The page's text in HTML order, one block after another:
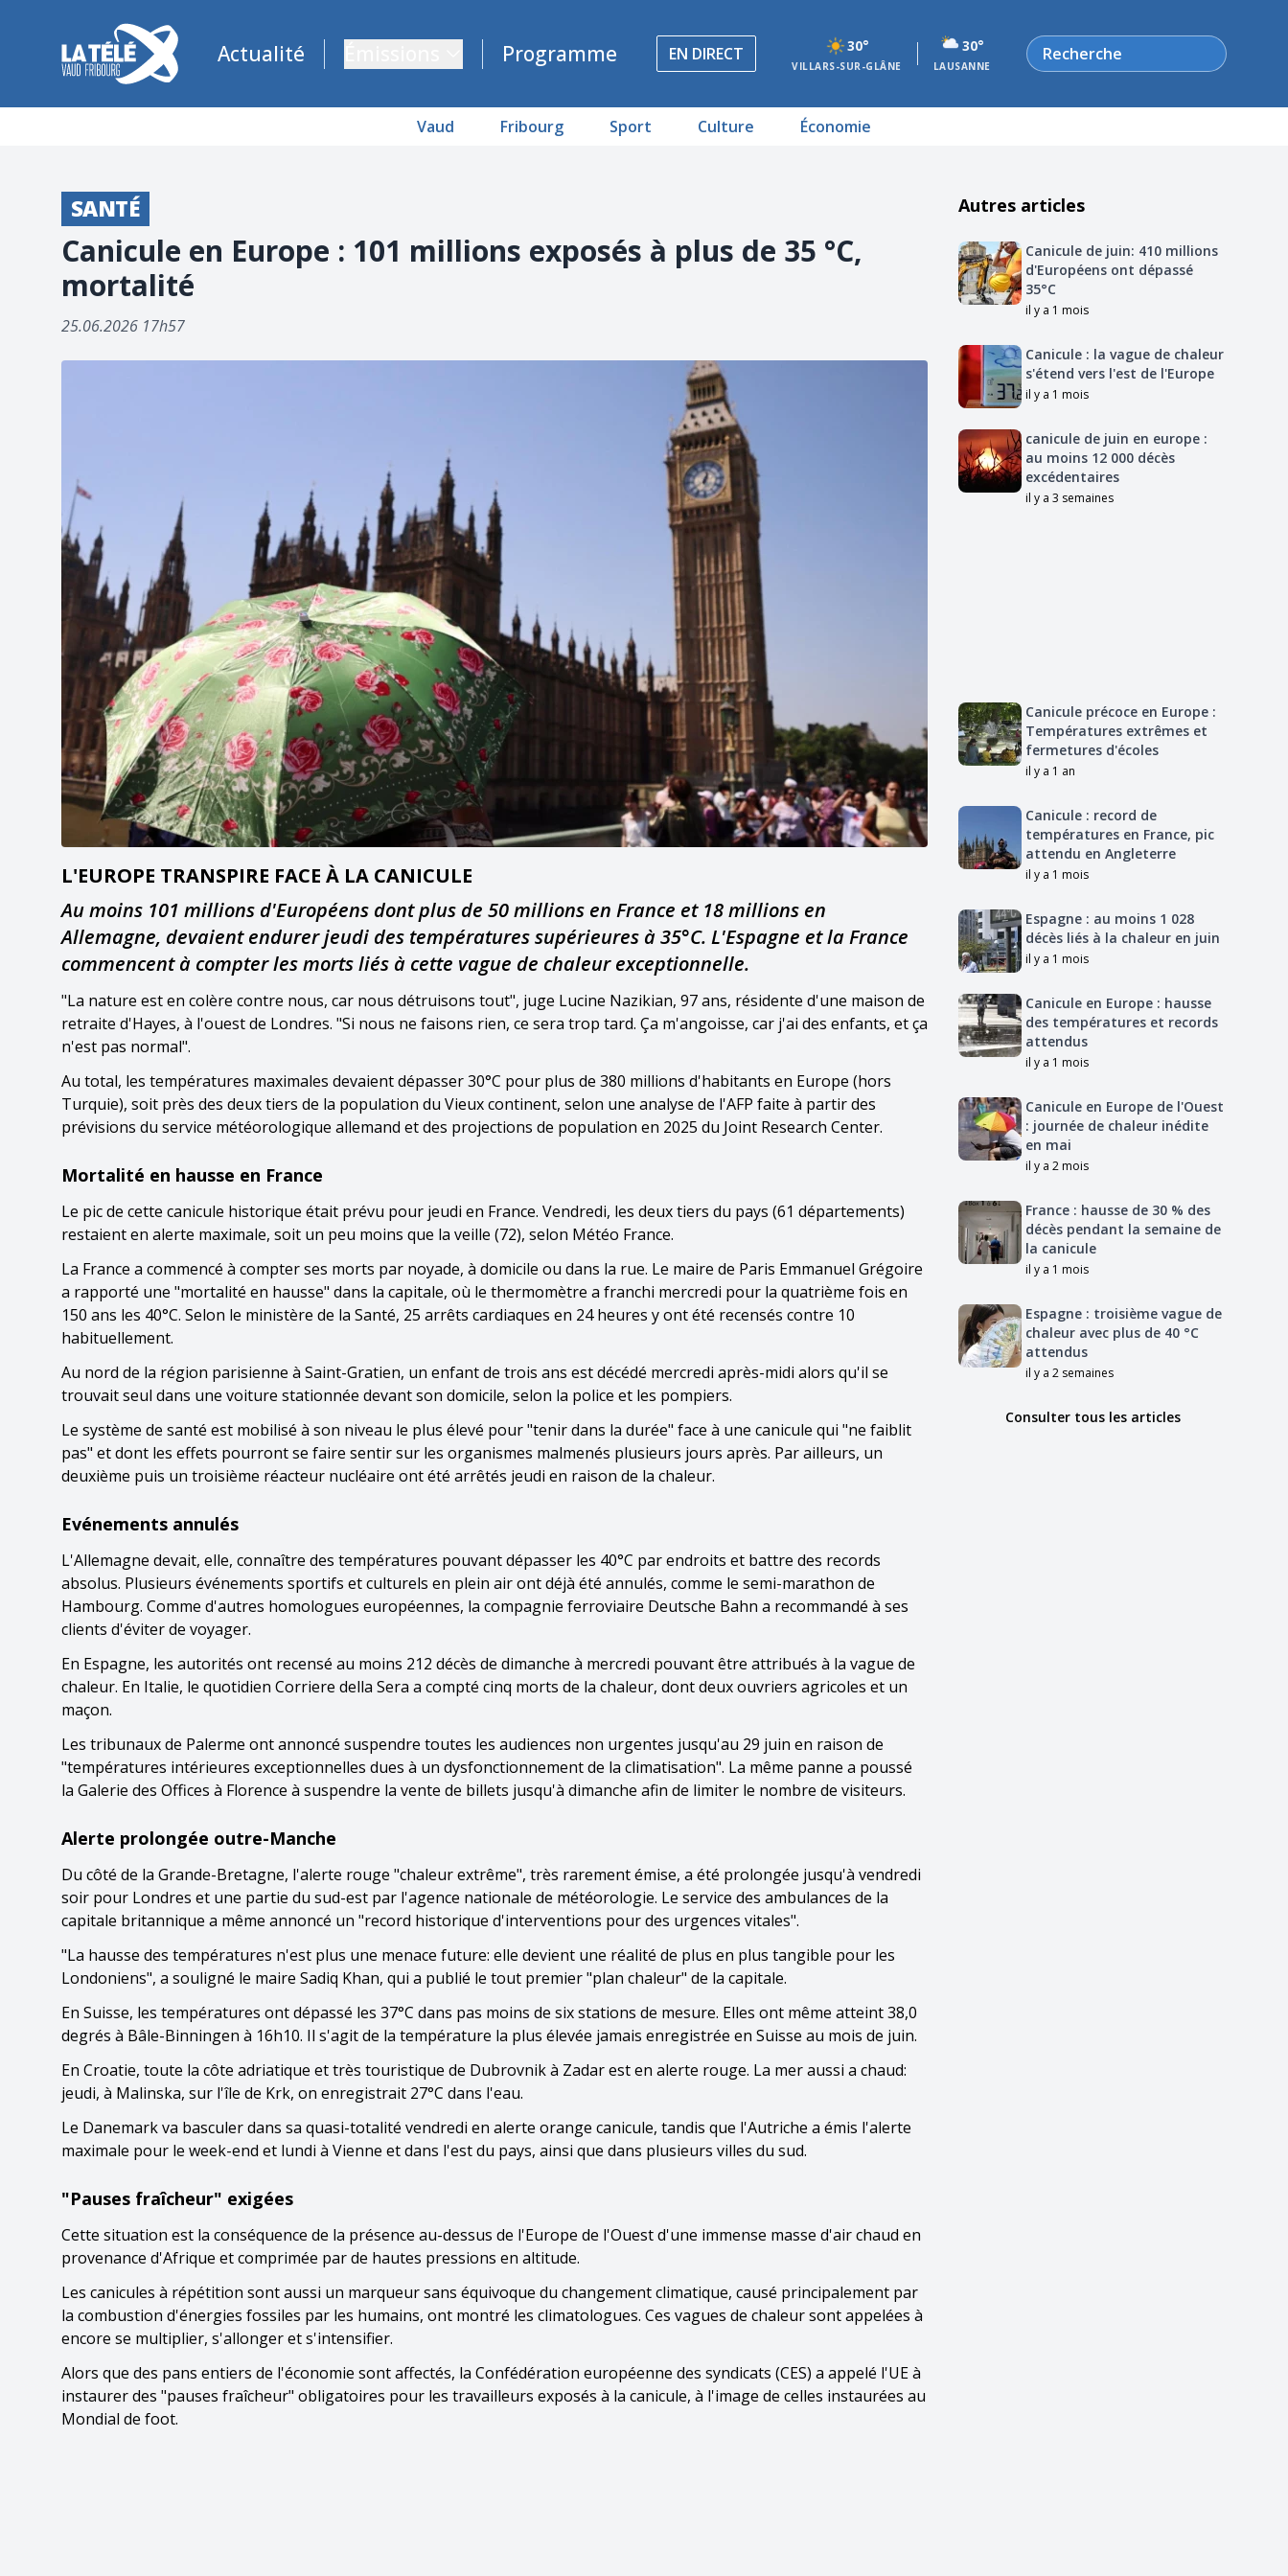
La Télé - Télévision régionale Vaud et Fribourg
Actualité Programme EN DIRECT 30°
VILLARS-SUR-GLÂNE
30°
LAUSANNE
Rechercher
Vaud Fribourg Sport Culture Économie
SANTÉ
Canicule en Europe : 101 millions exposés à plus de 35 °C,
mortalité
25.06.2026 17h57
L'EUROPE TRANSPIRE FACE À LA CANICULE
Au moins 101 millions d'Européens dont plus de 50 millions en France et 18 millions en
Allemagne, devaient endurer jeudi des températures supérieures à 35°C. L'Espagne et la France
commencent à compter les morts liés à cette vague de chaleur exceptionnelle.
"La nature est en colère contre nous, car nous détruisons tout", juge Lucine Nazikian, 97 ans, résidente d'une maison de
retraite d'Hayes, à l'ouest de Londres. "Si nous ne faisons rien, ce sera trop tard. Ça m'angoisse, car j'ai des enfants, et ça
n'est pas normal".
Au total, les températures maximales devaient dépasser 30°C pour plus de 380 millions d'habitants en Europe (hors
Turquie), soit près des deux tiers de la population du Vieux continent, selon une analyse de l'AFP faite à partir des
prévisions du service météorologique allemand et des projections de population en 2025 du Joint Research Center.
Mortalité en hausse en France
Le pic de cette canicule historique était prévu pour jeudi en France. Vendredi, les deux tiers du pays (61 départements)
restaient en alerte maximale, soit un peu moins que la veille (72), selon Météo France.
La France a commencé à compter ses morts par noyade, à domicile ou dans la rue. Le maire de Paris Emmanuel Grégoire
a rapporté une "mortalité en hausse" dans la capitale, où le thermomètre a franchi mercredi pour la quatrième fois en
150 ans les 40°C. Selon le ministère de la Santé, 25 arrêts cardiaques en 24 heures y ont été recensés contre 10
habituellement.
Au nord de la région parisienne à Saint-Gratien, un enfant de trois ans est décédé mercredi après-midi alors qu'il se
trouvait seul dans une voiture stationnée devant son domicile, selon la police et les pompiers.
Le système de santé est mobilisé à son niveau le plus élevé pour "tenir dans la durée" face à une canicule qui "ne faiblit
pas" et dont les effets pourront se faire sentir sur les organismes malmenés plusieurs jours après. Par ailleurs, un
deuxième puis un troisième réacteur nucléaire ont été arrêtés jeudi en raison de la chaleur.
Evénements annulés
L'Allemagne devait, elle, connaître des températures pouvant dépasser les 40°C par endroits et battre des records
absolus. Plusieurs événements sportifs et culturels en plein air ont déjà été annulés, comme le semi-marathon de
Hambourg. Comme d'autres homologues européennes, la compagnie ferroviaire Deutsche Bahn a recommandé à ses
clients d'éviter de voyager.
En Espagne, les autorités ont recensé au moins 212 décès de dimanche à mercredi pouvant être attribués à la vague de
chaleur. En Italie, le quotidien Corriere della Sera a compté cinq morts de la chaleur, dont deux ouvriers agricoles et un
maçon.
Les tribunaux de Palerme ont annoncé suspendre toutes les audiences non urgentes jusqu'au 29 juin en raison de
"températures intérieures exceptionnelles dues à un dysfonctionnement de la climatisation". La même panne a poussé
la Galerie des Offices à Florence à suspendre la vente de billets jusqu'à dimanche afin de limiter le nombre de visiteurs.
Alerte prolongée outre-Manche
Du côté de la Grande-Bretagne, l'alerte rouge "chaleur extrême", très rarement émise, a été prolongée jusqu'à vendredi
soir pour Londres et une partie du sud-est par l'agence nationale de météorologie. Le service des ambulances de la
capitale britannique a même annoncé un "record historique d'interventions pour des urgences vitales".
"La hausse des températures n'est plus une menace future: elle devient une réalité de plus en plus tangible pour les
Londoniens", a souligné le maire Sadiq Khan, qui a publié le tout premier "plan chaleur" de la capitale.
En Suisse, les températures ont dépassé les 37°C dans pas moins de six stations de mesure. Elles ont même atteint 38,0
degrés à Bâle-Binningen à 16h10. Il s'agit de la température la plus élevée jamais enregistrée en Suisse au mois de juin.
En Croatie, toute la côte adriatique et très touristique de Dubrovnik à Zadar est en alerte rouge. La mer aussi a chaud:
jeudi, à Malinska, sur l'île de Krk, on enregistrait 27°C dans l'eau.
Le Danemark va basculer dans sa quasi-totalité vendredi en alerte orange canicule, tandis que l'Autriche a émis l'alerte
maximale pour le week-end et lundi à Vienne et dans l'est du pays, ainsi que dans plusieurs villes du sud.
"Pauses fraîcheur" exigées
Cette situation est la conséquence de la présence au-dessus de l'Europe de l'Ouest d'une immense masse d'air chaud en
provenance d'Afrique et comprimée par de hautes pressions en altitude.
Les canicules à répétition sont aussi un marqueur sans équivoque du changement climatique, causé principalement par
la combustion d'énergies fossiles par les humains, ont montré les climatologues. Ces vagues de chaleur sont appelées à
encore se multiplier, s'allonger et s'intensifier.
Alors que des pans entiers de l'économie sont affectés, la Confédération européenne des syndicats (CES) a appelé l'UE à
instaurer des "pauses fraîcheur" obligatoires pour les travailleurs exposés à la canicule, à l'image de celles instaurées au
Mondial de foot.
Autres articles
Canicule de juin: 410 millions
d'Européens ont dépassé
35°C
il y a 1 mois
Canicule : la vague de chaleur
s'étend vers l'est de l'Europe
il y a 1 mois
canicule de juin en europe :
au moins 12 000 décès
excédentaires
il y a 3 semaines
Canicule précoce en Europe :
Températures extrêmes et
fermetures d'écoles
il y a 1 an
Canicule : record de
températures en France, pic
attendu en Angleterre
il y a 1 mois
Espagne : au moins 1 028
décès liés à la chaleur en juin
il y a 1 mois
Canicule en Europe : hausse
des températures et records
attendus
il y a 1 mois
Canicule en Europe de l'Ouest
: journée de chaleur inédite
en mai
il y a 2 mois
France : hausse de 30 % des
décès pendant la semaine de
la canicule
il y a 1 mois
Espagne : troisième vague de
chaleur avec plus de 40 °C
attendus
il y a 2 semaines
Consulter tous les articles